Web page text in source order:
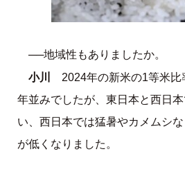
──地域性もありましたか。
小川
2024年の新米の1等米比
年並みでしたが、東日本と西日
い、西日本では猛暑やカメムシ
が低くなりました。